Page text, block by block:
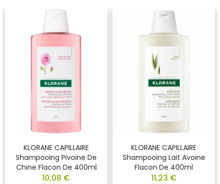
KLORANE CAPILLAIRE
Shampooing Pivoine De
Chine Flacon De 400ml
10,08 €
KLORANE CAPILLAIRE
Shampooing Lait Avoine
Flacon De 400ml
11,23 €